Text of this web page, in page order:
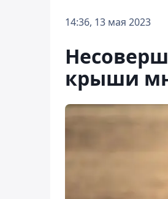
14:36, 13 мая 2023
крыши